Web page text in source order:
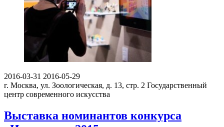
2016-03-31 2016-05-29
г. Москва, ул. Зоологическая, д. 13, стр. 2 Государственный
центр современного искусства
Выставка номинантов конкурса